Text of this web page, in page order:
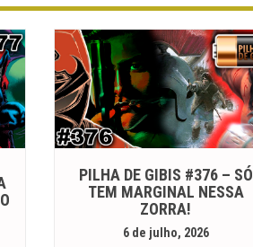
PILHA DE GIBIS #376 – SÓ
TEM MARGINAL NESSA
ZORRA!
6 de julho, 2026